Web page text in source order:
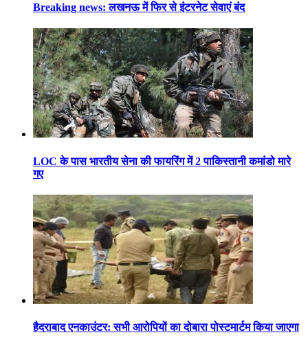
Breaking news: लखनऊ में फिर से इंटरनेट सेवाएं बंद
LOC के पास भारतीय सेना की फायरिंग में 2 पाकिस्तानी कमांडो मारे
गए
हैदराबाद एनकाउंटर: सभी आरोपियों का दोबारा पोस्टमार्टम किया जाएगा